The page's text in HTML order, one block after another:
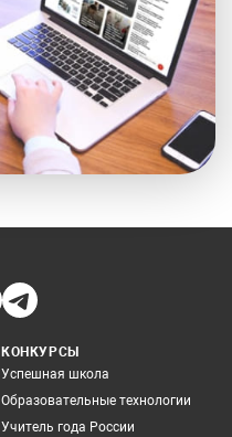
КОНКУРСЫ
Успешная школа
Образовательные технологии
Учитель года России